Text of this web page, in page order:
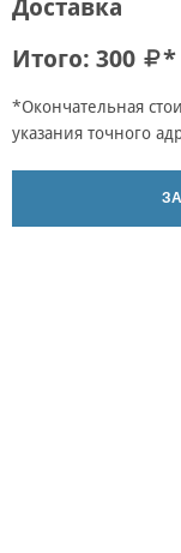
Доставка
Итого: 300 *
*Окончательная
указания точного